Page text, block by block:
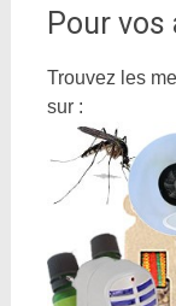
Pour vos
Trouvez les
sur :